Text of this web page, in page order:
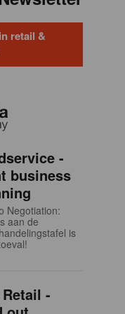
retail &
-
business
Negotiation:
aan de
is
-